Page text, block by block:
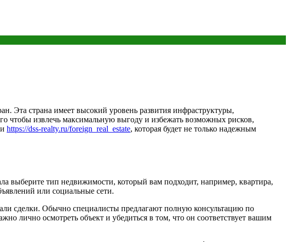
Эта страна имеет высокий уровень развития инфраструктуры,
чтобы извлечь максимальную выгоду и избежать возможных рисков,
https://dss-realty.ru/foreign_real_estate, которая будет не только надежным
выберите тип недвижимости, который вам подходит, например, квартира,
или социальные сети.
сделки. Обычно специалисты предлагают полную консультацию по
лично осмотреть объект и убедиться в том, что он соответствует вашим